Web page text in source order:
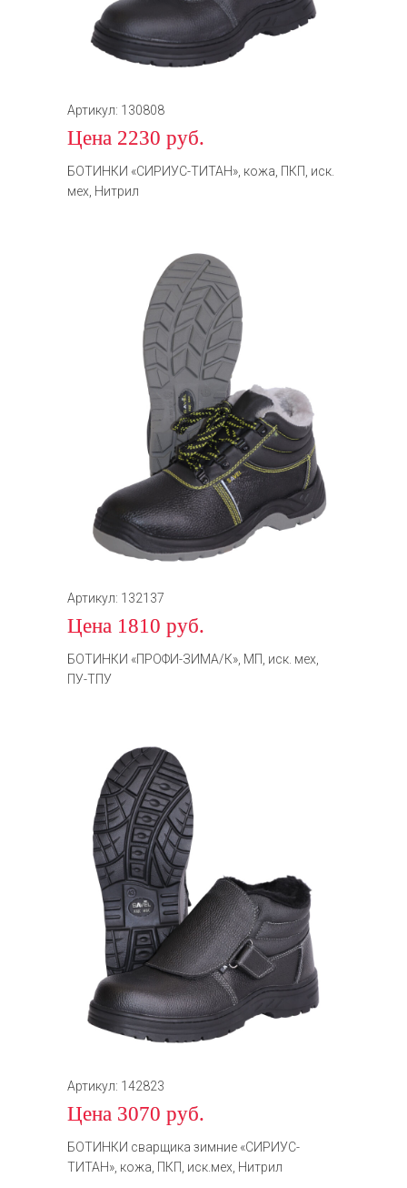
Артикул: 130808
Цена 2230 руб.
БОТИНКИ «СИРИУС-ТИТАН», кожа, ПКП, иск.
мех, Нитрил
Артикул: 132137
Цена 1810 руб.
БОТИНКИ «ПРОФИ-ЗИМА/К», МП, иск. мех,
ПУ-ТПУ
Артикул: 142823
Цена 3070 руб.
БОТИНКИ сварщика зимние «СИРИУС-
ТИТАН», кожа, ПКП, иск.мех, Нитрил